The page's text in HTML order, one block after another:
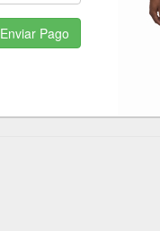
Enviar Pago